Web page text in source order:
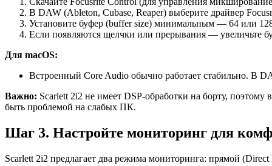
В DAW (Ableton, Cubase, Reaper) выберите драйвер
Установите буфер (buffer size) минимальным — 64 или
Если появляются щелчки или прерывания — увеличьте
Для macOS:
Встроенный Core Audio обычно работает стабильно. В
Важно: Scarlett 2i2 не имеет DSP-обработки на борту,
быть проблемой на слабых ПК.
Шаг 3. Настройте мониторинг для
Scarlett 2i2 предлагает два режима мониторинга: прямой